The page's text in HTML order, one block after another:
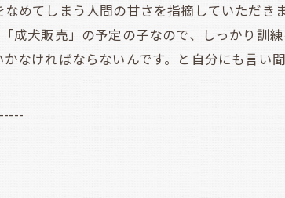
めてしまう人間の甘さを指摘していただき
犬販売」の予定の子なので、しっかり訓
なければならないんです。と自分にも言い聞